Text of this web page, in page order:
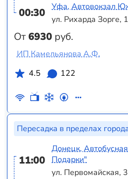
00:30
От6930 руб.
Уфа, Автовокзал
ул. Рихарда Зорге,
ИП Камельянова А.Ф.
4.5
122
Пересадка в пределах
11:00
Донецк,
Подарки"
ул. Первомайская,